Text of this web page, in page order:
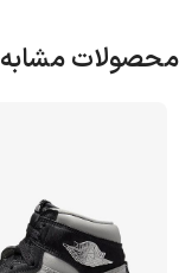
محصولات مشابه